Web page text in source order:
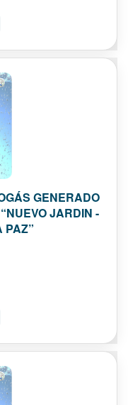
GENERADO
JARDIN -
PAZ”